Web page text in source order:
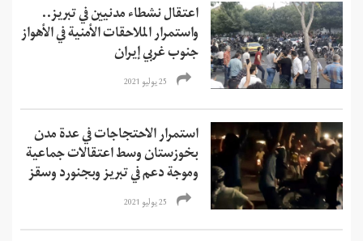
اعتقال نشطاء مدنيين في تبريز..
واستمرار الملاحقات الأمنية في الأهواز
جنوب غربي إيران
25 يوليو 2021
استمرار الاحتجاجات في عدة مدن
بخوزستان وسط اعتقالات جماعية
وموجة دعم في تبريز وبجنورد وسقز
25 يوليو 2021